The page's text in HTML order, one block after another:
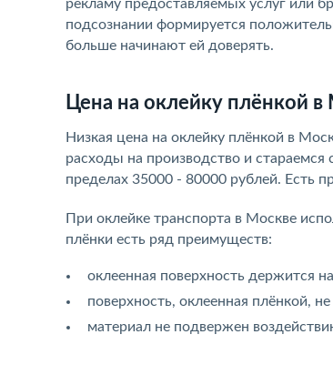
рекламу предоставляемых услуг или
подсознании формируется
больше начинают ей доверять.
Цена на оклейку плёнкой в
Низкая цена на оклейку плёнкой в
расходы на производство и
пределах 35000 - 80000 рублей. Есть
При оклейке транспорта в Москве
плёнки есть ряд преимуществ:
оклеенная поверхность держится
поверхность, оклеенная плёнкой,
материал не подвержен